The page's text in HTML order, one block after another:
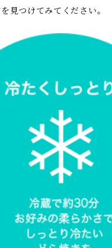
見つけてみてください。